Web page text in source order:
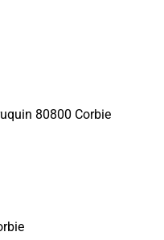
80800 Corbie